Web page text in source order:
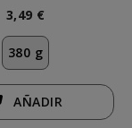
3,49 €
380 g
AÑADIR